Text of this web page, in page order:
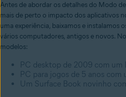
Antes de abordar os detalhes do Modo
mais de perto o impacto dos aplicativos
uma experiência, baixamos e instalamos
vários computadores, antigos e novos.
modelos:
PC desktop de 2009 com um
PC para jogos de 5 anos com
Um Surface Book novinho